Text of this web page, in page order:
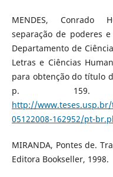
MENDES, Conrado
separação de poderes
Departamento de
Letras e Ciências
para obtenção do título
p. 159.
http://
05122008-162952/pt-
MIRANDA, Pontes de.
Editora Bookseller, 1998.